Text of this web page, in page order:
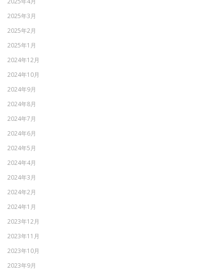
2025年3月
2025年2月
2025年1月
2024年12月
2024年10月
2024年9月
2024年8月
2024年7月
2024年6月
2024年5月
2024年4月
2024年3月
2024年2月
2024年1月
2023年12月
2023年11月
2023年10月
2023年9月